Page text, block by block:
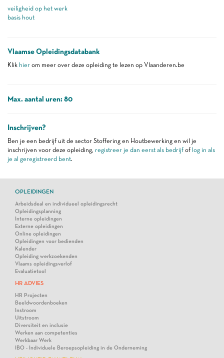
veiligheid op het werk
basis hout
Vlaamse Opleidingsdatabank
Klik hier om meer over deze opleiding te lezen op Vlaanderen.be
Max. aantal uren: 80
Inschrijven?
Ben je een bedrijf uit de sector Stoffering en Houtbewerking en wil je
inschrijven voor deze opleiding, registreer je dan eerst als bedrijf of log in als
je al geregistreerd bent.
OPLEIDINGEN
Arbeidsdeal en individueel opleidingsrecht
Opleidingsplanning
Interne opleidingen
Externe opleidingen
Online opleidingen
Opleidingen voor bedienden
Kalender
Opleiding werkzoekenden
Vlaams opleidingsverlof
Evaluatietool
HR ADVIES
HR Projecten
Beeldwoordenboeken
Instroom
Uitstroom
Diversiteit en inclusie
Werken aan competenties
Werkbaar Werk
IBO - Individuele Beroepsopleiding in de Onderneming